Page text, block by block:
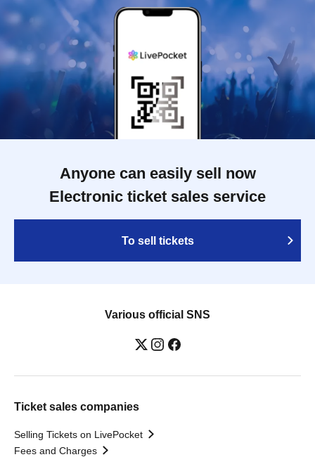
Anyone can easily sell now
Electronic ticket sales service
To sell tickets
Various official SNS
Ticket sales companies
Selling Tickets on LivePocket
Fees and Charges